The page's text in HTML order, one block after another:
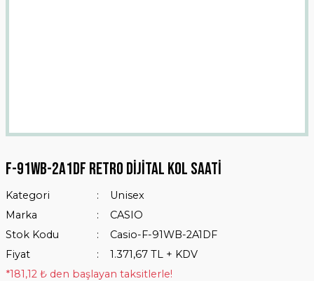
F-91wb-2a1df Retro Dijital Kol Saati
Kategori
Unisex
Marka
CASIO
Stok Kodu
Casio-F-91WB-2A1DF
Fiyat
1.371,67 TL + KDV
*181,12 ₺ den başlayan taksitlerle!